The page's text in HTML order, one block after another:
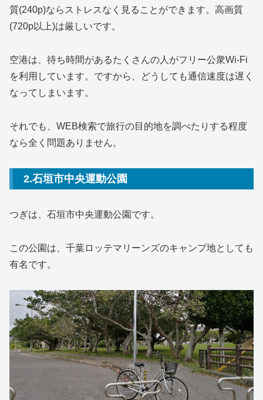
質(240p)ならストレスなく見ることができます。高画質
(720p以上)は厳しいです。
空港は、待ち時間があるたくさんの人がフリー公衆Wi-Fi
を利用しています。ですから、どうしても通信速度は遅く
なってしまいます。
それでも、WEB検索で旅行の目的地を調べたりする程度
なら全く問題ありません。
2.石垣市中央運動公園
つぎは、石垣市中央運動公園です。
この公園は、千葉ロッテマリーンズのキャンプ地としても
有名です。